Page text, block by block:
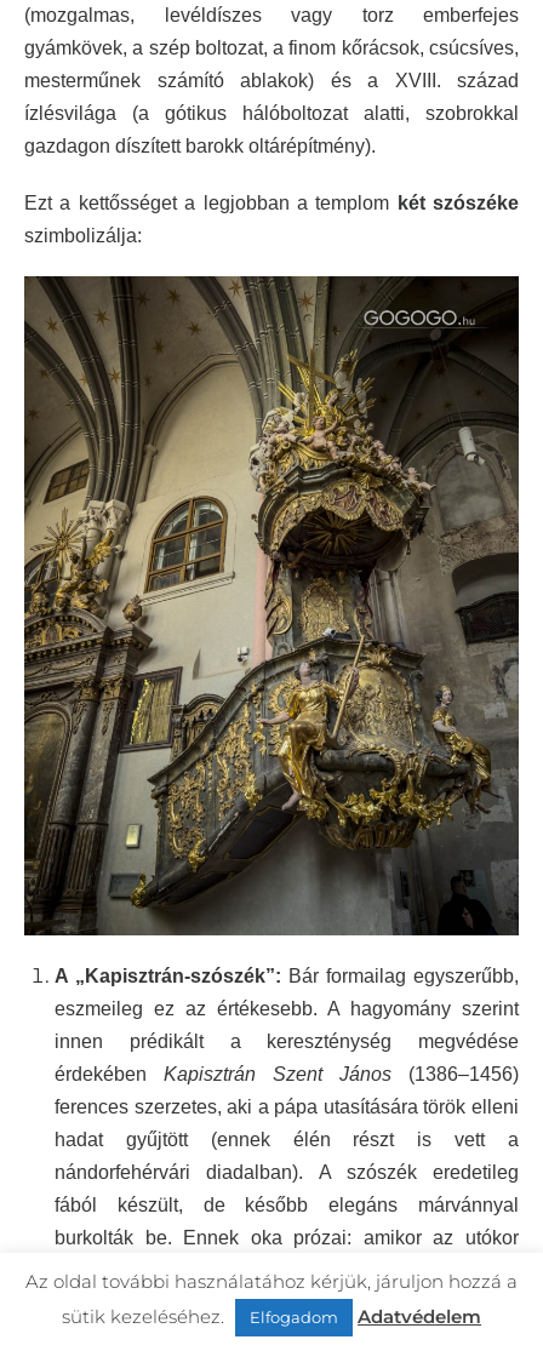
(mozgalmas, levéldíszes vagy torz emberfejes
gyámkövek, a szép boltozat, a finom kőrácsok, csúcsíves,
mesterműnek számító ablakok) és a XVIII. század
ízlésvilága (a gótikus hálóboltozat alatti, szobrokkal
gazdagon díszített barokk oltárépítmény).
Ezt a kettősséget a legjobban a templom két szószéke
szimbolizálja:
A „Kapisztrán-szószék”: Bár formailag egyszerűbb,
eszmeileg ez az értékesebb. A hagyomány szerint
innen prédikált a kereszténység megvédése
érdekében Kapisztrán Szent János (1386–1456)
ferences szerzetes, aki a pápa utasítására török elleni
hadat gyűjtött (ennek élén részt is vett a
nándorfehérvári diadalban). A szószék eredetileg
fából készült, de később elegáns márvánnyal
burkolták be. Ennek oka prózai: amikor az utókor
megtudta, ki prédikált innen, a hívők szálkánként
akarták széthordani ereklyeként. (E szószék mellett
Széchényi Antal 1780-as években készült
Az oldal további használatához kérjük, járuljon hozzá a
sütik kezeléséhez.
Elfogadom Adatvédelem